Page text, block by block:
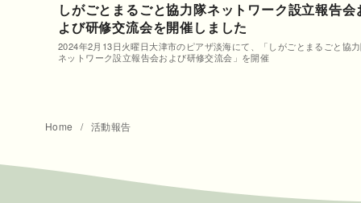
しがごとまるごと協力隊ネットワーク設立報告会
よび研修交流会を開催しました
2024年2月13日火曜日大津市のピアザ淡海にて、「しがごとまるごと協
ネットワーク設立報告会および研修交流会」を開催
Home 活動報告